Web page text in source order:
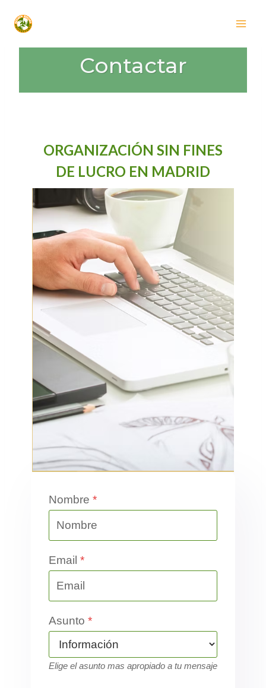
Contactar
ORGANIZACIÓN SIN FINES
DE LUCRO EN MADRID
Nombre *
Email *
Asunto *
Elige el asunto mas apropiado a tu mensaje